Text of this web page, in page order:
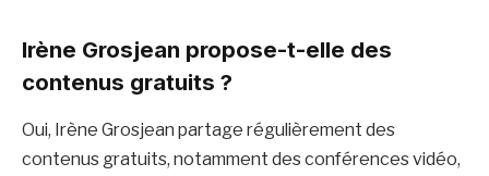
Irène Grosjean propose-t-elle des
contenus gratuits ?
Oui, Irène Grosjean partage régulièrement des
contenus gratuits, notamment des conférences vidéo,